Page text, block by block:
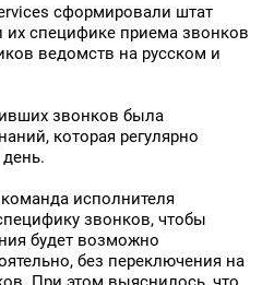
сформировали штат
их специфике приема звонков
ведомств на русском и
звонков была
которая регулярно
исполнителя
звонков, чтобы
будет возможно
без переключения на